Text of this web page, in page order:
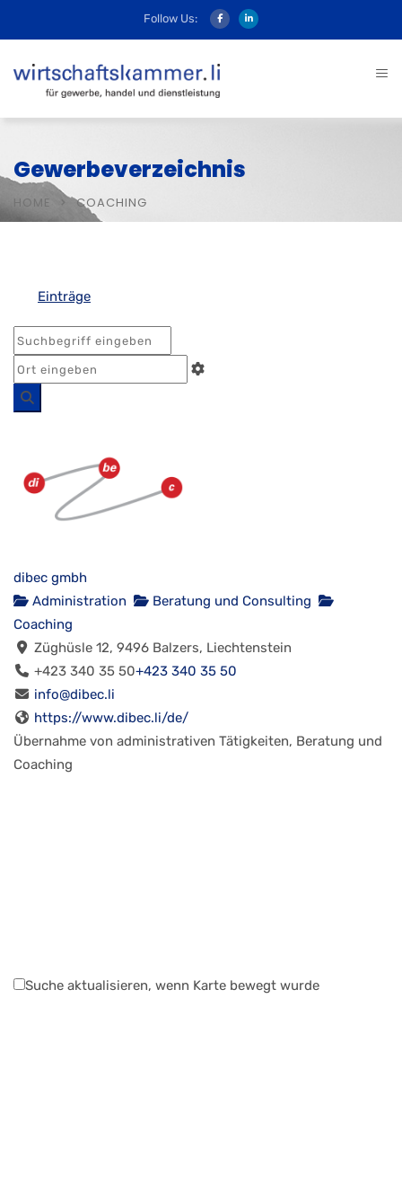
Follow Us:
Gewerbeverzeichnis
HOME COACHING
Einträge
dibec gmbh
Administration
Beratung und Consulting
Coaching
Züghüsle 12, 9496 Balzers, Liechtenstein
+423 340 35 50+423 340 35 50
info@dibec.li
https://www.dibec.li/de/
Übernahme von administrativen Tätigkeiten, Beratung und
Coaching
Suche aktualisieren, wenn Karte bewegt wurde